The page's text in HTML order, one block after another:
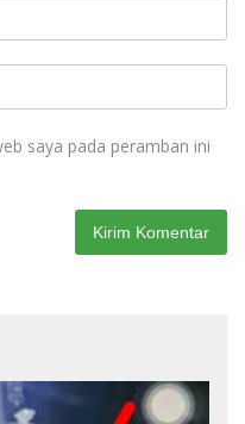
saya pada peramban ini